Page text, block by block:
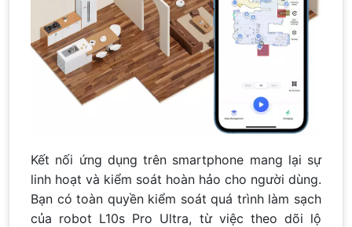
Kết nối ứng dụng trên smartphone mang lại sự
linh hoạt và kiểm soát hoàn hảo cho người dùng.
Bạn có toàn quyền kiểm soát quá trình làm sạch
của robot L10s Pro Ultra, từ việc theo dõi lộ